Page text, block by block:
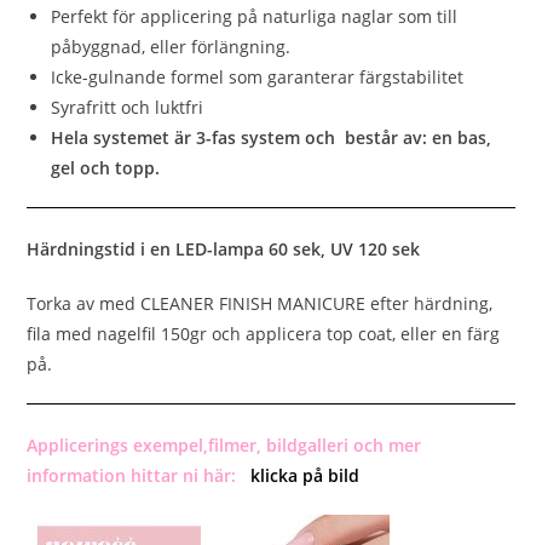
Perfekt för applicering på naturliga naglar som till
påbyggnad, eller förlängning.
Icke-gulnande formel som garanterar färgstabilitet
Syrafritt och luktfri
Hela systemet är 3-fas system och består av: en bas,
gel och topp.
Härdningstid i en LED-lampa 60 sek, UV 120 sek
Torka av med CLEANER FINISH MANICURE efter härdning,
fila med nagelfil 150gr och applicera top coat, eller en färg
på.
Applicerings exempel,filmer, bildgalleri och mer
information hittar ni här: klicka på bild